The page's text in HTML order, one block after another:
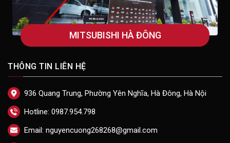
MITSUBISHI HÀ ĐÔNG
THÔNG TIN LIÊN HỆ
936 Quang Trung, Phường Yên Nghĩa, Hà Đông, Hà Nội
Hotline: 0987.954.798
Email: nguyencuong268268@gmail.com